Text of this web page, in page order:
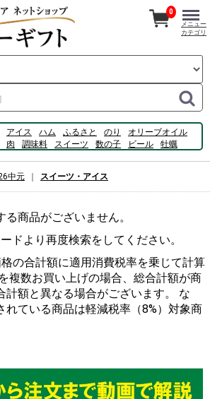
アイス ハム ふるさと のり
オリーブオイル
肉
調味料 スイーツ 数の子 ビール
牡蠣
0
メニュー
カテゴリ
中元 スイーツ・アイス
る商品がございません。
ドより再度検索をしてください。
の合計額に適用消費税率を乗じて計算
複数お買い上げの場合、総合計額が商
計額と異なる場合がございます。 な
れている商品は軽減税率（8%）対象商